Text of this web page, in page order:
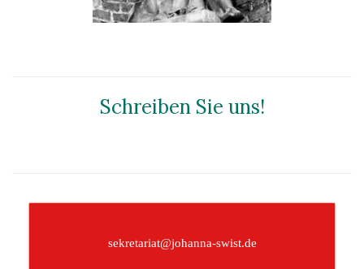
Schreiben Sie uns!
sekretariat@johanna-swist.de